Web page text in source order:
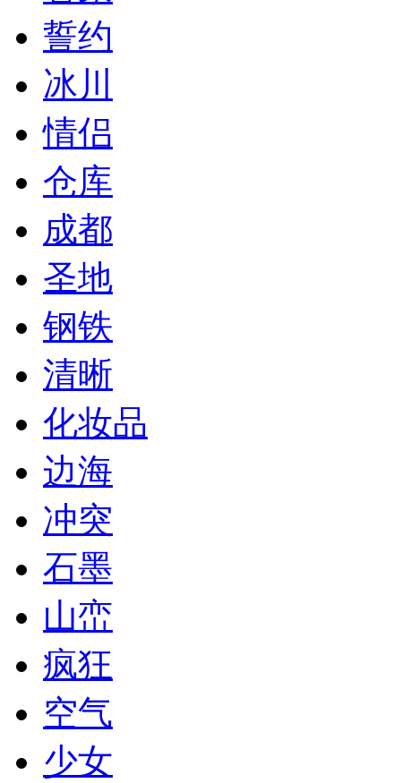
誓约
冰川
情侣
仓库
成都
圣地
钢铁
清晰
化妆品
边海
冲突
石墨
山峦
疯狂
空气
少女